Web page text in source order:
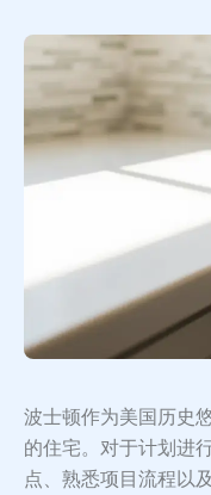
波士顿作为美国历史
的住宅。对于计划进
点、熟悉项目流程以